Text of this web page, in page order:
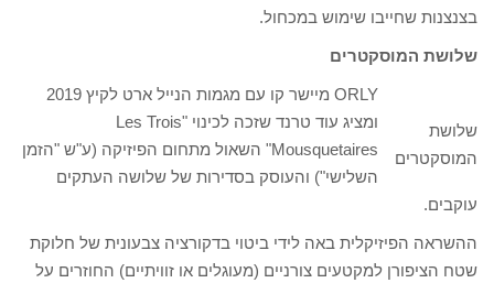
בצנצנות שחייבו שימוש במכחול.
שלושת המוסקטרים
שלושת
המוסקטרים
ORLY מיישר קו עם מגמות הנייל ארט לקיץ 2019
ומציג עוד טרנד שזכה לכינוי "Les Trois
Mousquetaires" השאול מתחום הפיזיקה (ע"ש "הזמן
השלישי") והעוסק בסדירות של שלושה העתקים
עוקבים.
ההשראה הפיזיקלית באה לידי ביטוי בדקורציה צבעונית של חלוקת
שטח הציפורן למקטעים צורניים (מעוגלים או זוויתיים) החוזרים על